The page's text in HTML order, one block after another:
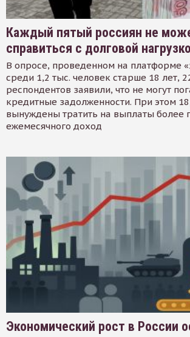
Каждый пятый россиян не
справиться с долговой
В опросе, проведенном на платформе
среди 1,2 тыс. человек старше 18 лет,
респондентов заявили, что не могут
кредитные задолженности. При этом
вынуждены тратить на выплаты более
ежемесячного доход
Экономический рост в России